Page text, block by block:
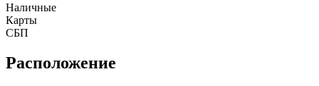
Наличные
Карты
СБП
Расположение